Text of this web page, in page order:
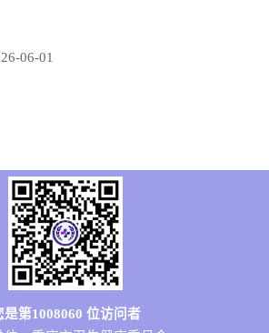
06-01
是第1008060 位访问者